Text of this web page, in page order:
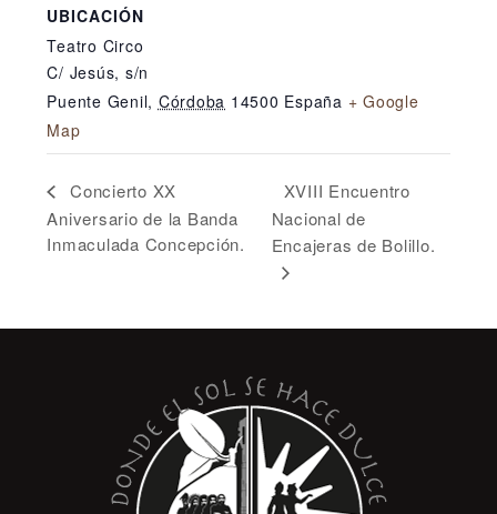
UBICACIÓN
Teatro Circo
C/ Jesús, s/n
Puente Genil, Córdoba 14500 España + Google
Map
Concierto XX
Aniversario de la Banda
Inmaculada Concepción.
XVIII Encuentro
Nacional de
Encajeras de Bolillo.